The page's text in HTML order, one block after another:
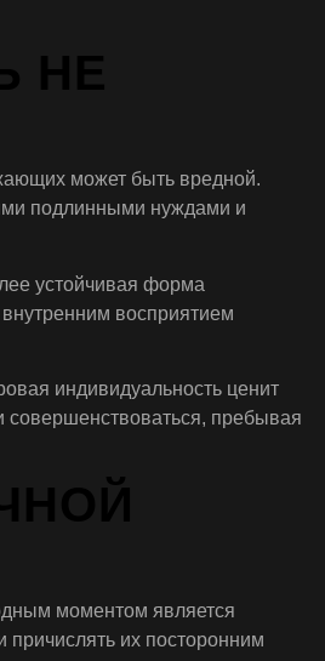
НЕ
может быть вредной.
подлинными нуждами и
устойчивая форма
восприятием
индивидуальность ценит
пребывая
моментом является
их посторонним